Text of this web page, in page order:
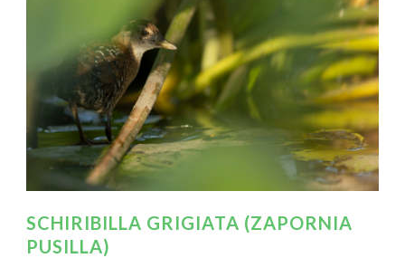
SCHIRIBILLA GRIGIATA (ZAPORNIA
PUSILLA)